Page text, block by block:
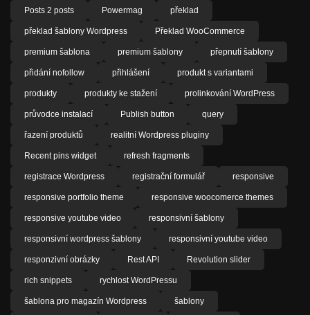
Posts 2 posts Powermag překlad
překlad šablony Wordpress Překlad WooCommerce
premium šablona premium šablony přepnutí šablony
přidání nofollow přihlášení produkt s variantami
produkty produkty ke stažení prolinkování WordPress
průvodce instalací Publish button query
řazení produktů realitní Wordpress pluginy
Recent pins widget refresh fragments
registrace Wordpress registrační formulář responsive
responsive portfolio theme responsive woocomerce themes
responsive youtube video responsivní šablony
responsivní wordpress šablony responsivní youtube video
responzivní obrázky Rest API Revolution slider
rich snippets rychlost WordPressu
šablona pro magazín Wordpress šablony